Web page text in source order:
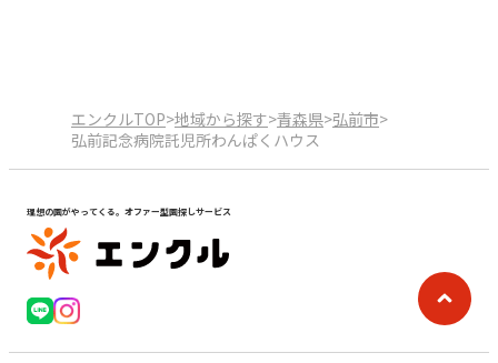
エンクルTOP>地域から探す>青森県>弘前市>
弘前記念病院託児所わんぱくハウス
理想の園がやってくる。オファー型園探しサービス